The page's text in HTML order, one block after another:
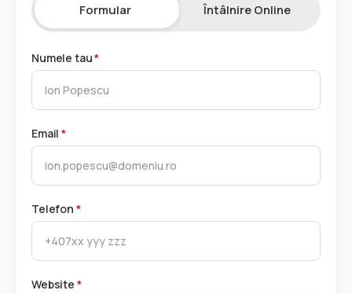
Formular Întâlnire Online
Numele tau*
Email*
Telefon *
Website *